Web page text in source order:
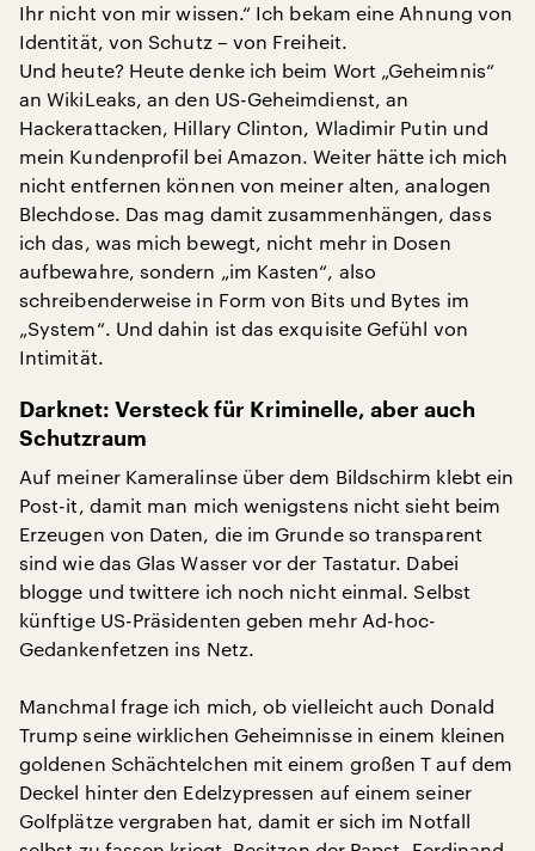
Ihr nicht von mir wissen.“ Ich bekam eine Ahnung von
Identität, von Schutz – von Freiheit.
Und heute? Heute denke ich beim Wort „Geheimnis“
an WikiLeaks, an den US-Geheimdienst, an
Hackerattacken, Hillary Clinton, Wladimir Putin und
mein Kundenprofil bei Amazon. Weiter hätte ich mich
nicht entfernen können von meiner alten, analogen
Blechdose. Das mag damit zusammenhängen, dass
ich das, was mich bewegt, nicht mehr in Dosen
aufbewahre, sondern „im Kasten“, also
schreibenderweise in Form von Bits und Bytes im
„System“. Und dahin ist das exquisite Gefühl von
Intimität.
Darknet: Versteck für Kriminelle, aber auch
Schutzraum
Auf meiner Kameralinse über dem Bildschirm klebt ein
Post-it, damit man mich wenigstens nicht sieht beim
Erzeugen von Daten, die im Grunde so transparent
sind wie das Glas Wasser vor der Tastatur. Dabei
blogge und twittere ich noch nicht einmal. Selbst
künftige US-Präsidenten geben mehr Ad-hoc-
Gedankenfetzen ins Netz.
Manchmal frage ich mich, ob vielleicht auch Donald
Trump seine wirklichen Geheimnisse in einem kleinen
goldenen Schächtelchen mit einem großen T auf dem
Deckel hinter den Edelzypressen auf einem seiner
Golfplätze vergraben hat, damit er sich im Notfall